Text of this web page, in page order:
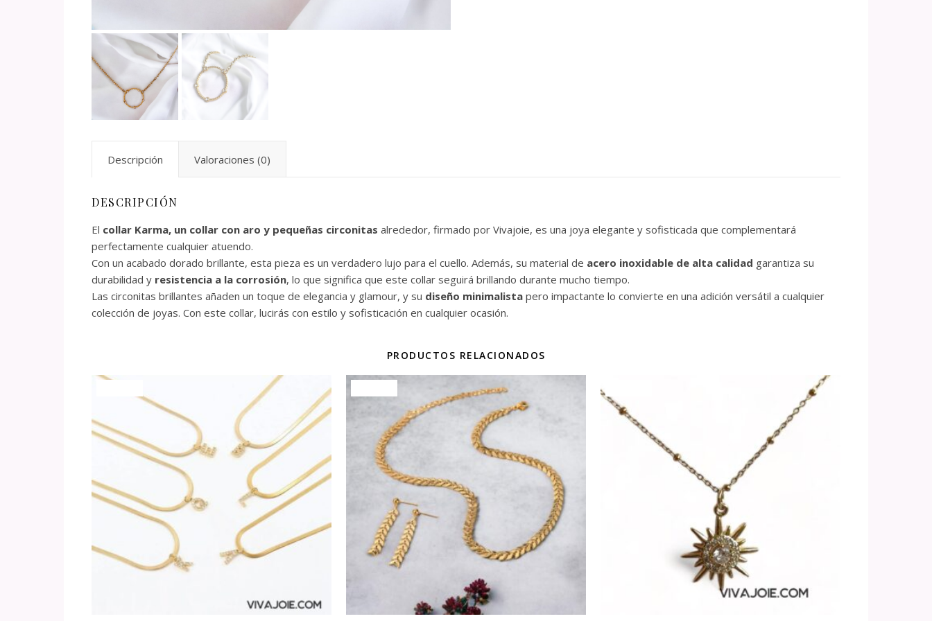
Descripción Valoraciones (0)
DESCRIPCIÓN
El collar Karma, un collar con aro y pequeñas circonitas alrededor, firmado por Vivajoie, es una joya elegante y sofisticada que complementará
perfectamente cualquier atuendo.
Con un acabado dorado brillante, esta pieza es un verdadero lujo para el cuello. Además, su material de acero inoxidable de alta calidad garantiza su
durabilidad y resistencia a la corrosión, lo que significa que este collar seguirá brillando durante mucho tiempo.
Las circonitas brillantes añaden un toque de elegancia y glamour, y su diseño minimalista pero impactante lo convierte en una adición versátil a cualquier
colección de joyas. Con este collar, lucirás con estilo y sofisticación en cualquier ocasión.
PRODUCTOS RELACIONADOS